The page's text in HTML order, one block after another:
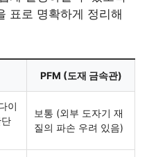
표로 명확하게 정리해
PFM (도재 금속관)
이
보통 (외부 도자기 재
질의 파손 우려 있음)